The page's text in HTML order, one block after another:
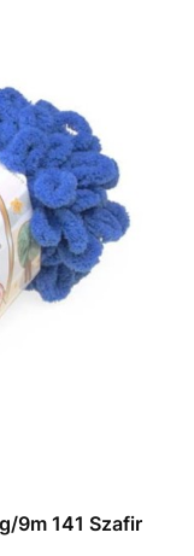
9m 141 Szafir